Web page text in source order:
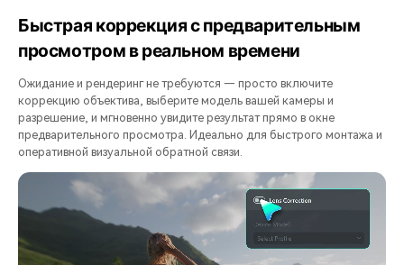
Быстрая коррекция с предварительным
просмотром в реальном времени
Ожидание и рендеринг не требуются — просто включите
коррекцию объектива, выберите модель вашей камеры и
разрешение, и мгновенно увидите результат прямо в окне
предварительного просмотра. Идеально для быстрого монтажа и
оперативной визуальной обратной связи.